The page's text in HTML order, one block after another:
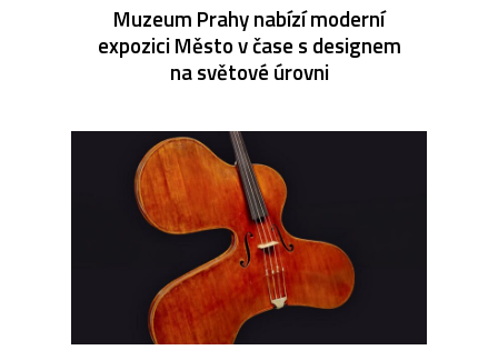
Muzeum Prahy nabízí moderní
expozici Město v čase s designem
na světové úrovni